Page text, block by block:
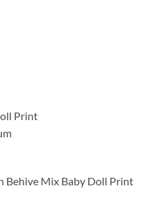
Print
Behive Mix Baby Doll Print